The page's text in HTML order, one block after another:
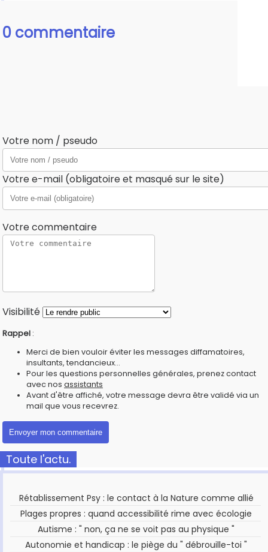
0 commentaire
Votre nom / pseudo
Votre e-mail (obligatoire et masqué sur le site)
Votre commentaire
Visibilité
Rappel :
Merci de bien vouloir éviter les messages diffamatoires,
insultants, tendancieux...
Pour les questions personnelles générales, prenez contact
avec nos assistants
Avant d'être affiché, votre message devra être validé via un
mail que vous recevrez.
Toute l'actu.
Rétablissement Psy : le contact à la Nature comme allié
Plages propres : quand accessibilité rime avec écologie
Autisme : " non, ça ne se voit pas au physique "
Autonomie et handicap : le piège du " débrouille-toi "